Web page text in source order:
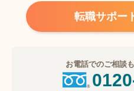
転職サポー
お電話でのご相談